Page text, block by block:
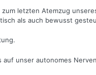
letzten Atemzug
als auch bewusst
unser autonomes